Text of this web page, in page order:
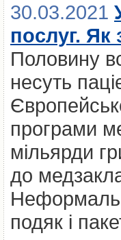
30.03.2021
послуг. Як
Половину
несуть
програми
мільярди
до
подяк і